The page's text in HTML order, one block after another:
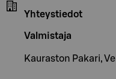
Yhteystiedot
Valmistaja
Kauraston Pakari,